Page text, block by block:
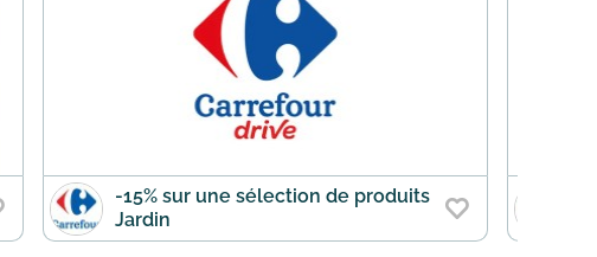
-15% sur une sélection de produits
Jardin